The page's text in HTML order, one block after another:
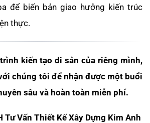
để biến bản giao hưởng kiến trúc
thực.
kiến tạo di sản của riêng mình,
chúng tôi để nhận được một buổi
sâu và hoàn toàn miễn phí.
Tư Vấn Thiết Kế Xây Dựng Kim Anh